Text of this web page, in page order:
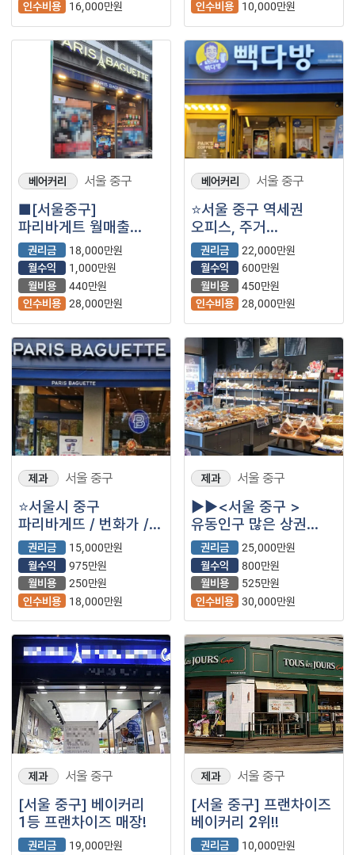
인수비용
16,000만원
인수비용
10,000만원
베어커리 서울 중구
■[서울중구]
파리바게트 월매출
5,400 매장
나왔습니다.■
권리금
18,000만원
월수익
1,000만원
월비용
440만원
인수비용 28,000만원
베어커리 서울 중구
⭐서울 중구 역세권
오피스, 주거
복합상권에서 풀오토로
월수익 잘 나오는
매장입니다.
권리금
22,000만원
월수익
600만원
월비용
450만원
인수비용 28,000만원
제과 서울 중구
⭐서울시 중구
파리바게뜨 / 번화가 /
월 4,000 이상 고매출
권리금
15,000만원
월수익
975만원
월비용
250만원
인수비용
18,000만원
제과 서울 중구
▶▶<서울 중구 >
유동인구 많은 상권
파리바게트!!! 기회를
잡으세요◀◀
권리금
25,000만원
월수익
800만원
월비용
525만원
인수비용 30,000만원
제과 서울 중구
[서울 중구] 베이커리
1등 프랜차이즈 매장!
권리금
19,000만원
제과 서울 중구
[서울 중구] 프랜차이즈
베이커리 2위!!
권리금
10,000만원